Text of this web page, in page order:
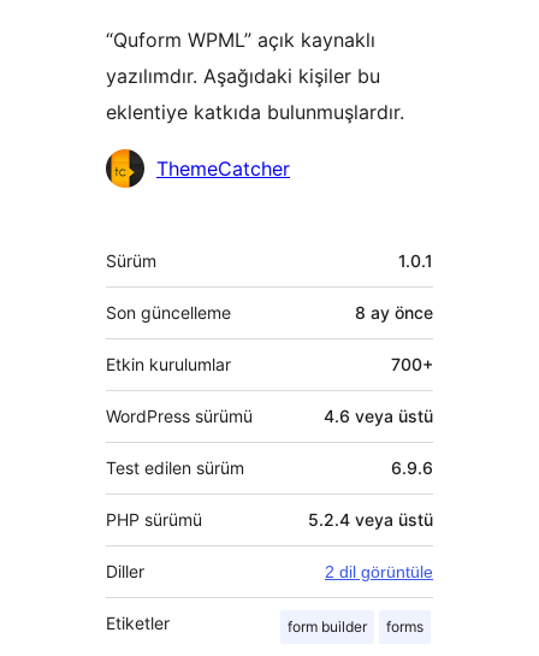
“Quform WPML” açık kaynaklı
yazılımdır. Aşağıdaki kişiler bu
eklentiye katkıda bulunmuşlardır.
KatkıdaThemeCatcher
Meta
Sürüm 1.0.1
Son güncelleme 8 ay önce
Etkin kurulumlar 700+
WordPress sürümü 4.6 veya üstü
Test edilen sürüm 6.9.6
PHP sürümü 5.2.4 veya üstü
Diller 2 dil görüntüle
Etiketler form builder forms